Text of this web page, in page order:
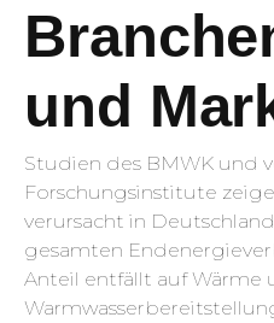
und
Studien des BMWK und
Forschungsinstitute
verursacht in
gesamten
Anteil entfällt auf Wärme